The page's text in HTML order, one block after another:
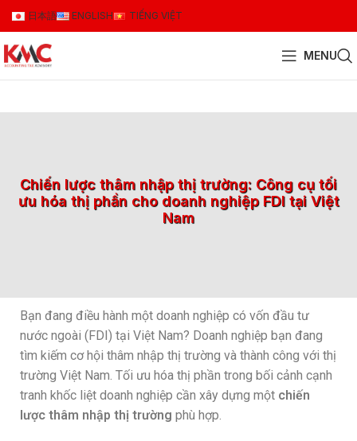
日本語 ENGLISH TIẾNG VIỆT
MENU
Chiến lược thâm nhập thị trường: Công cụ tối
ưu hóa thị phần cho doanh nghiệp FDI tại Việt
Nam
Bạn đang điều hành một doanh nghiệp có vốn đầu tư
nước ngoài (FDI) tại Việt Nam? Doanh nghiệp bạn đang
tìm kiếm cơ hội thâm nhập thị trường và thành công với thị
trường Việt Nam. Tối ưu hóa thị phần trong bối cảnh cạnh
tranh khốc liệt doanh nghiệp cần xây dựng một chiến
lược thâm nhập thị trường phù hợp.